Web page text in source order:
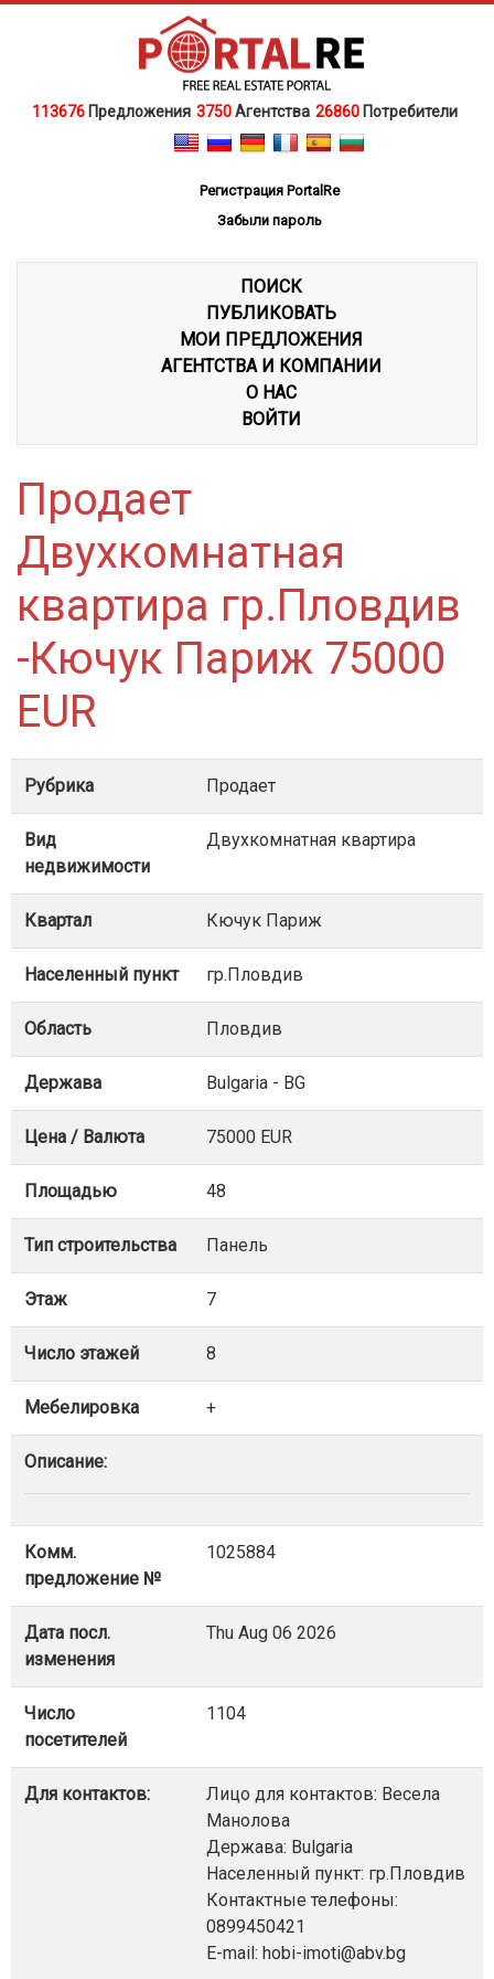
113676 Предложения 3750Агентства 26860 Потребители
Регистрация PortalRe
Забыли пароль
ПОИСК
ПУБЛИКОВАТЬ
МОИ ПРЕДЛОЖЕНИЯ
АГЕНТСТВА И КОМПАНИИ
О НАС
ВОЙТИ
Продает
Двухкомнатная
квартира гр.Пловдив
-Кючук Париж 75000
EUR
Рубрика Продает
Вид
недвижимости
Двухкомнатная квартира
Квартал Кючук Париж
Населенный пункт гр.Пловдив
Область Пловдив
Держава Bulgaria - BG
Цена / Валюта 75000 EUR
Площадью 48
Тип строительства Панель
Этаж 7
Число этажей 8
Мебелировка +
Описание:
Комм.
предложение №
1025884
Дата посл.
изменения
Thu Aug 06 2026
Число
посетителей
1104
Для контактов:
Лицо для контактов: Весела
Манолова
Держава: Bulgaria
Населенный пункт: гр.Пловдив
Контактные телефоны:
0899450421
E-mail: hobi-imoti@abv.bg